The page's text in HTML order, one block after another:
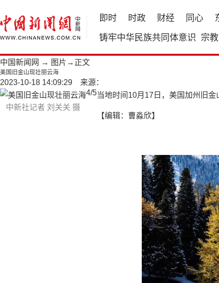
即时 时政 财经 同心
铸牢中华民族共同体意识 宗教
中国新闻网 → 图片 →正文
美国旧金山现壮丽云海
2023-10-18 14:09:29 来源：
中新社记者 刘关关 摄
4/5当地时间10月17日，美国加州旧
【编辑：曹淼欣】